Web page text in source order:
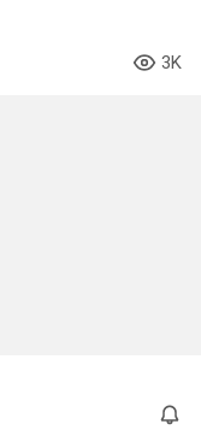
3K